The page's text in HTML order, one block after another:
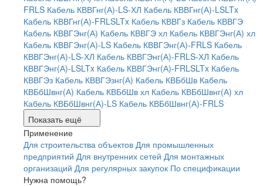
FRLS Кабель КВВГнг(А)-LS-ХЛ Кабель КВВГнг(А)-LSLTx
Кабель КВВГнг(А)-FRLSLTx Кабель КВВГз Кабель КВВГЭ
Кабель КВВГЭнг(А) Кабель КВВГЭ хл Кабель КВВГЭнг(А) хл
Кабель КВВГЭнг(А)-LS Кабель КВВГЭнг(А)-FRLS Кабель
КВВГЭнг(А)-LS-ХЛ Кабель КВВГЭнг(А)-FRLS-ХЛ Кабель
КВВГЭнг(А)-LSLTx Кабель КВВГЭнг(А)-FRLSLTx Кабель
КВВГЭз Кабель КВВГЭзнг(А) Кабель КВБбШв Кабель
КВБбШвнг(А) Кабель КВБбШв хл Кабель КВБбШвнг(А) хл
Кабель КВБбШвнг(А)-LS Кабель КВБбШвнг(А)-FRLS
Показать ещё
Применение
Для строительства объектов Для промышленных
предприятий Для внутренних сетей Для монтажных
организаций Для регулярных закупок По спецификации
Нужна помощь?